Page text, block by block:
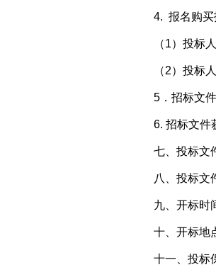
4. 报名购买
（1）投标
（2）投标
5．招标文
6. 招标文件
七、投标文
八、投标文
九、开标时
十、开标地
十一、投标